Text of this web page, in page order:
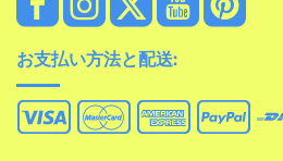
お支払い方法と配送: